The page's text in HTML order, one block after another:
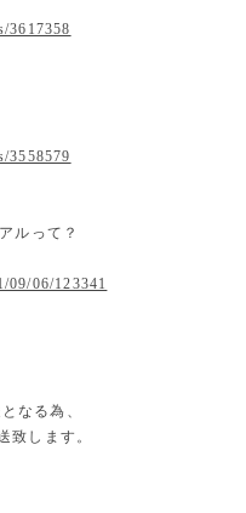
3617358
3558579
ルって？
06/123341
なる為、
致します。